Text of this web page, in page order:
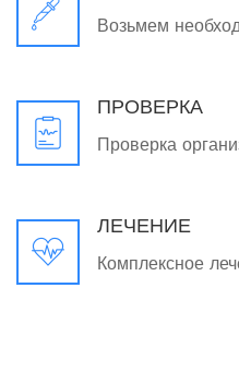
Возьмем
ПРОВЕРКА
Проверка
ЛЕЧЕНИЕ
Комплексное